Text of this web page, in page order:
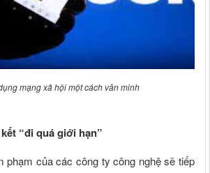
mạng xã hội một cách văn minh
“đi quá giới hạn”
phạm của các công ty công nghệ sẽ tiếp